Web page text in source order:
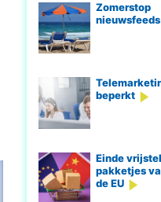
Zomerstop
nieuwsfeeds
beperkt
Einde
pakketjes
de EU